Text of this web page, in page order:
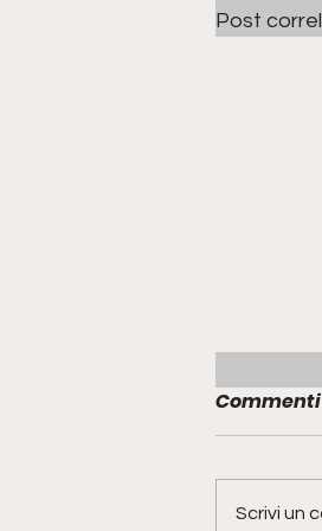
Post
Commenti
Scrivi un